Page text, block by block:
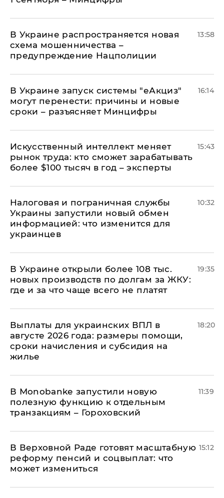
В Украине распространяется новая
схема мошенничества –
предупреждение Нацполиции
13:58
В Украине запуск системы "еАкциз"
могут перенести: причины и новые
сроки – разъясняет Минцифры
16:14
Искусственный интеллект меняет
рынок труда: кто сможет зарабатывать
более $100 тысяч в год – эксперты
15:43
Налоговая и пограничная службы
Украины запустили новый обмен
информацией: что изменится для
украинцев
10:32
В Украине открыли более 108 тыс.
новых производств по долгам за ЖКУ:
где и за что чаще всего не платят
19:35
Выплаты для украинских ВПЛ в
августе 2026 года: размеры помощи,
сроки начисления и субсидия на
жилье
18:20
В Мonobankе запустили новую
полезную функцию к отдельным
транзакциям – Гороховский
11:39
В Верховной Раде готовят масштабную
реформу пенсий и соцвыплат: что
может измениться
15:12